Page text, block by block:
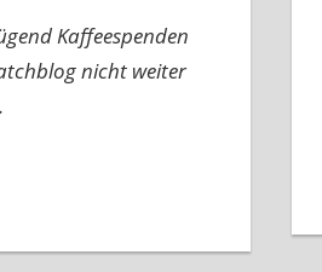
Kaffeespenden
nicht weiter